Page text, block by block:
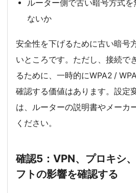
ルーター側で古い暗号方式
ないか
安全性を下げるために古い暗号
いところです。ただし、接続で
るために、一時的にWPA2 /
確認する価値はあります。設定
は、ルーターの説明書やメーカ
ください。
確認5：VPN、プロキシ
フトの影響を確認する